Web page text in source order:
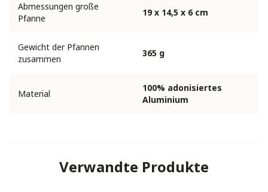
Abmessungen große
Pfanne
19 x 14,5 x 6 cm
Gewicht der Pfannen
zusammen
365 g
Material
100% adonisiertes
Aluminium
Verwandte Produkte